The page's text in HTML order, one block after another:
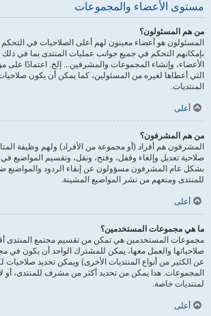
مستوى الأعضاء والمجموعات
من هم المسئولون؟
المسئولون هو أعضاء معينون لهم أعلى الصلاحيات في التحكم
بإمكانهم التحكم في جميع جوانب عمليات المنتدى بما في
الأعضاء، وإنشاء المجموعات والمشرفين... إلخ. اعتمادًا
التي أعطاها لغيره من المسئولين، كما يمكن أن يكون
المنتديات.
أعلى
من هم المشرفون؟
المشرفون هم أفراد (أو مجموعة من الأفراد) ولهم وظيفة
صلاحية تعديل وإلغاء وقفل، وفتح، ونقل، وتقسيم المواضيع
بشكل عام المشرفون مسؤولون عن إبقاء الردود والمواضيع
للمنتدى ومنعهم من نشر المواضيع المشينة.
أعلى
ما هي مجموعات المستخدمين؟
مجموعات المستخدمين هي تمكن من تقسيم مجتمع المنتدى
صلاحياتها والعمل معها، يمكن للمشترك الواحد أن يكون في
عن الكثير من أنواع المنتديات الأخرى) ويمكن تحديد
المجموعات. هذا يمكن من تحديد أكثر من مشرف للمنتدى، أو
لمنتديات خاصة.
أعلى